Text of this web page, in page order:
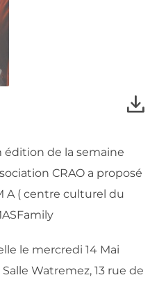
édition de la semaine
CRAO a proposé
A ( centre culturel du
le mercredi 14 Mai
Watremez, 13 rue de